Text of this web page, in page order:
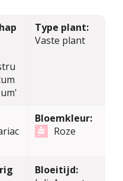
Type plant:
Vaste plant
Bloemkleur:
Roze
Bloeitijd: